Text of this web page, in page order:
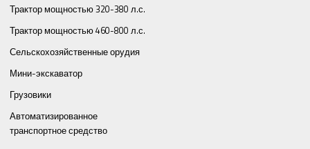
Трактор мощностью 320-380 л.с.
Трактор мощностью 460-800 л.с.
Сельскохозяйственные орудия
Мини-экскаватор
Грузовики
Автоматизированное
транспортное средство